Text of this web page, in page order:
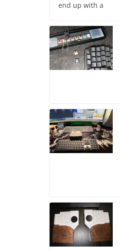
end up with a